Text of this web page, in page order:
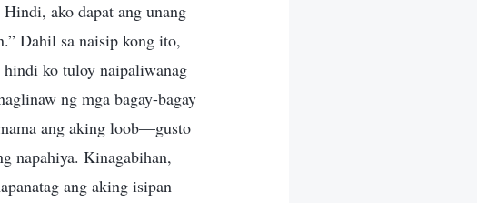
ako dapat ang unang
Dahil sa naisip kong ito,
hindi ko tuloy naipaliwanag
ng mga bagay-bagay
ang aking loob—gusto
napahiya. Kinagabihan,
ang aking isipan